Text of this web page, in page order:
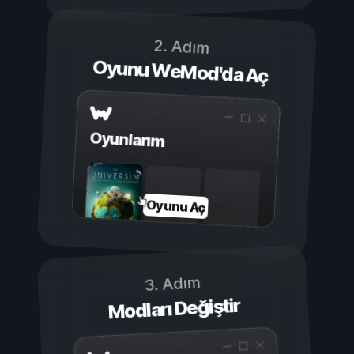
2. Adım
Oyunu WeMod'da Aç
Oyunlarım
Oyunu Aç
3. Adım
Modları Değiştir